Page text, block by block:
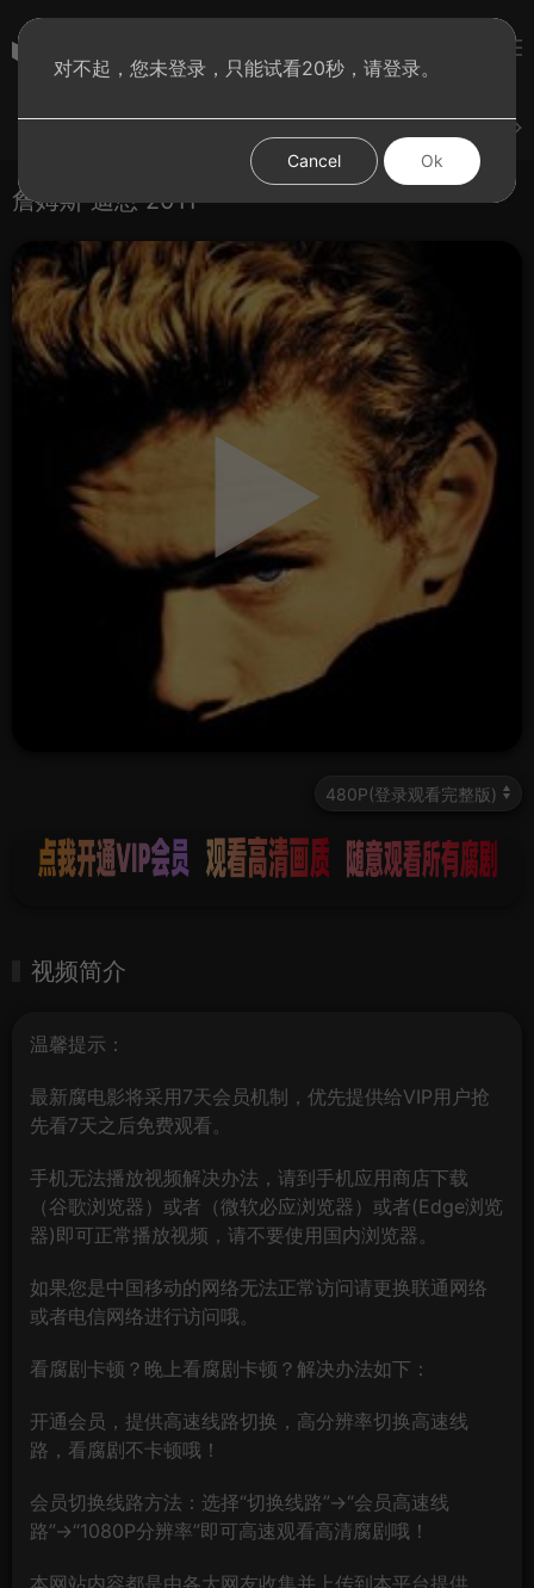
詹姆斯·迪恩 2011
视频简介
温馨提示：
最新腐电影将采用7天会员机制，优先提供给VIP用户抢
先看7天之后免费观看。
手机无法播放视频解决办法，请到手机应用商店下载
（谷歌浏览器）或者（微软必应浏览器）或者(Edge浏览
器)即可正常播放视频，请不要使用国内浏览器。
如果您是中国移动的网络无法正常访问请更换联通网络
或者电信网络进行访问哦。
看腐剧卡顿？晚上看腐剧卡顿？解决办法如下：
开通会员，提供高速线路切换，高分辨率切换高速线
路，看腐剧不卡顿哦！
会员切换线路方法：选择“切换线路”→“会员高速线
路”→“1080P分辨率”即可高速观看高清腐剧哦！
本网站内容都是由各大网友收集并上传到本平台提供
对不起，您未登录，只能试看20秒，请登录。
Cancel Ok